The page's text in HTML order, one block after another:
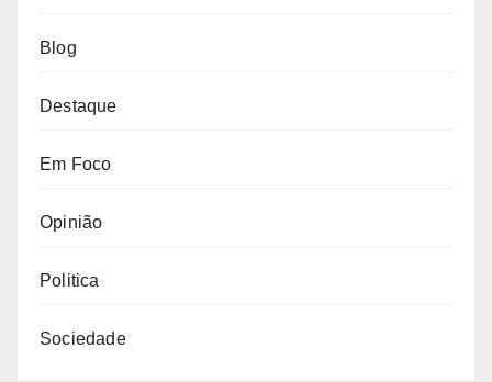
Blog
Destaque
Em Foco
Opinião
Politica
Sociedade